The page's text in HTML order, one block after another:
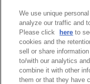
ざいますのでご了承ください
privacypolicy
ウェブサイトご利用条件
個人情報保護方針
We use unique
analyze our traffic and
Please click
here to
cookies and the
sell or share
to/with our analytics
combine it with other
them or that they have